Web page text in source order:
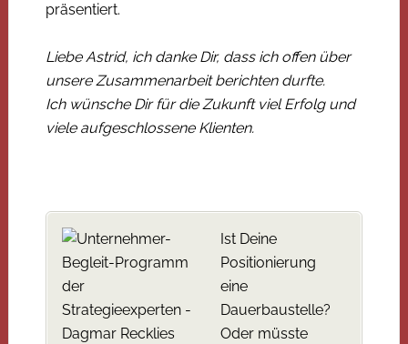
präsentiert.
Liebe Astrid, ich danke Dir, dass ich offen über
unsere Zusammenarbeit berichten durfte.
Ich wünsche Dir für die Zukunft viel Erfolg und
viele aufgeschlossene Klienten.
Ist Deine
Positionierung
eine
Dauerbaustelle?
Oder müsste